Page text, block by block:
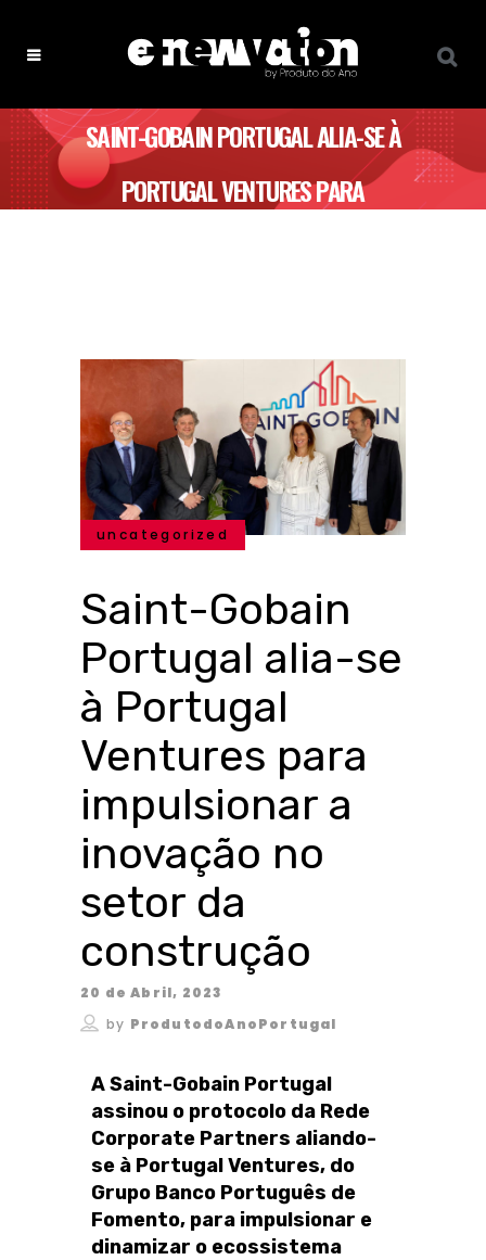
SAINT-GOBAIN PORTUGAL ALIA-SE À
PORTUGAL VENTURES PARA
uncategorized
Saint-Gobain
Portugal alia-se
à Portugal
Ventures para
impulsionar a
inovação no
setor da
construção
20 de Abril, 2023
by ProdutodoAnoPortugal
A Saint-Gobain Portugal
assinou o protocolo da Rede
Corporate Partners aliando-
se à Portugal Ventures, do
Grupo Banco Português de
Fomento, para impulsionar e
dinamizar o ecossistema